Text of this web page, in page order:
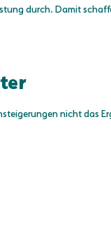
durch. Damit
nicht das